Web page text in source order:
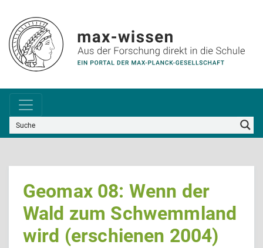
Geomax 08: Wenn der
Wald zum Schwemmland
wird (erschienen 2004)